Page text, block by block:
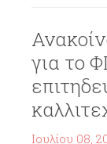
για το
Ιουλίου 08,